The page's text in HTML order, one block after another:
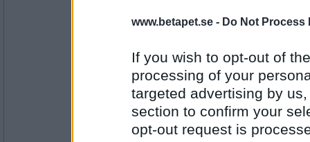
www.betapet.se - Do Not Process
If you wish to opt-out of
processing of your
targeted advertising by
section to confirm your
opt-out request is
butterkaka
Antal inlägg:
men jag vill äta estrella chips nu.
Michelin